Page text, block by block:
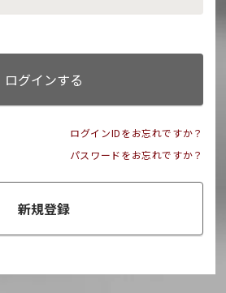
ログインする
ログインIDをお忘れですか？
パスワードをお忘れですか？
新規登録